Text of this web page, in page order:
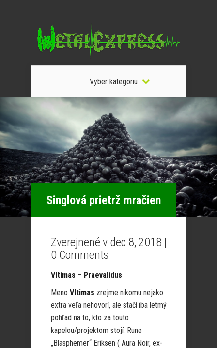
Vyber kategóriu
Singlová prietrž mračien
Zverejnené v dec 8, 2018 |
0 Comments
Vltimas – Praevalidus
Meno Vltimas zrejme nikomu nejako
extra veľa nehovorí, ale stačí iba letmý
pohľad na to, kto za touto
kapelou/projektom stojí. Rune
„Blasphemer“ Eriksen ( Aura Noir, ex-